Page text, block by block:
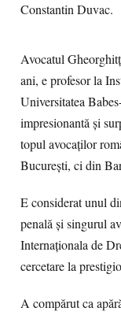
Constantin Duvac.
Avocatul
ani, e profesor la
Universitatea
impresionantă și
topul avocaților
București, ci din
E considerat unul
penală și singurul
Internaționala de
cercetare la
A compărut ca